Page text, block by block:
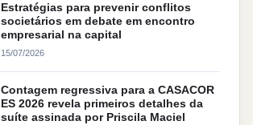
Estratégias para prevenir conflitos
societários em debate em encontro
empresarial na capital
15/07/2026
Contagem regressiva para a CASACOR
ES 2026 revela primeiros detalhes da
suíte assinada por Priscila Maciel